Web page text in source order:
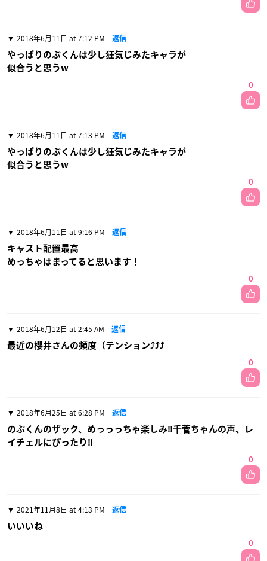
2018年6月11日 at 7:12 PM 返信
やっぱりのぶくんは少し狂気じみたキャラが
似合うと思うw
0
2018年6月11日 at 7:13 PM 返信
やっぱりのぶくんは少し狂気じみたキャラが
似合うと思うw
0
2018年6月11日 at 9:16 PM 返信
キャスト配置最高
めっちゃはまってると思います！
0
2018年6月12日 at 2:45 AM 返信
最近の櫻井さんの頻度（テンション⤴︎⤴︎⤴︎
0
2018年6月25日 at 6:28 PM 返信
のぶくんのザック、めっっっちゃ楽しみ‼︎千菅ちゃんの声、レ
イチェルにぴったり‼︎
0
2021年11月8日 at 4:13 PM 返信
いいいね
0